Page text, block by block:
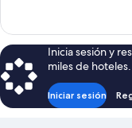
Inicia sesión y
miles de
Iniciar sesión